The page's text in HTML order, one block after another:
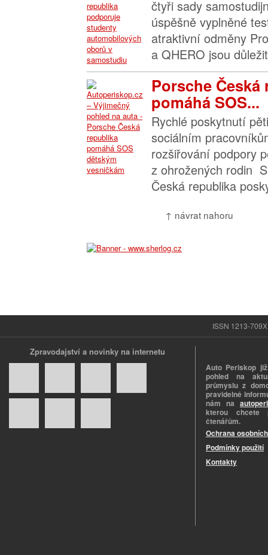
čtyři sady
úspěšně vyplněné
atraktivní odměny
a QHERO jsou
Porsche Česká
pomáhá SOS...
Rychlé poskytnutí
sociálním
rozšiřování podpory
z ohrožených rodin
Česká republika
↑ návrat nahoru
ISSN 1213-
Zpravodajství a novinky na internetu
Auto Periskop
pohled na
průmyslu z
pravidelně
nám na
kterou chcete
čtenářům.
Ochrana
Podmínky použití
Kontakty